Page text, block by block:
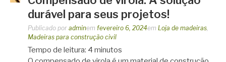
durável para seus projetos!
Publicado por adminem fevereiro 6, 2024em Loja de madeiras,
Madeiras para construção civil
Tempo de leitura: 4 minutos